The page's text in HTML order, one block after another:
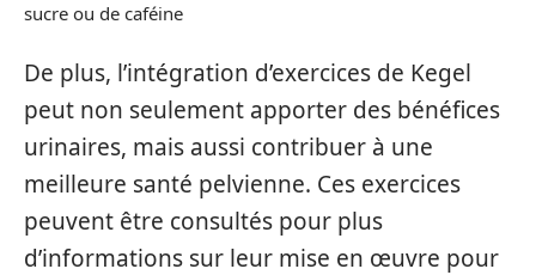
sucre ou de caféine
De plus, l’intégration d’exercices de Kegel
peut non seulement apporter des bénéfices
urinaires, mais aussi contribuer à une
meilleure santé pelvienne. Ces exercices
peuvent être consultés pour plus
d’informations sur leur mise en œuvre pour